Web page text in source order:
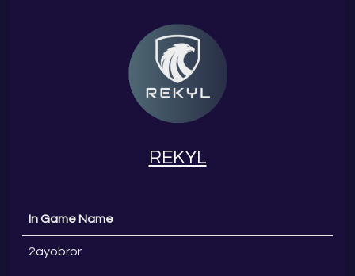
REKYL
In Game Name
2ayobror